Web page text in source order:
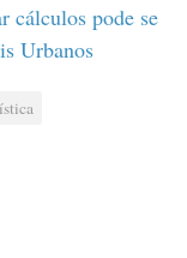
cálculos pode se
Urbanos